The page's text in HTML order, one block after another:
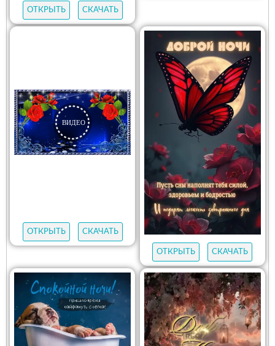
ОТКРЫТЬ СКАЧАТЬ
ОТКРЫТЬ СКАЧАТЬ
ОТКРЫТЬ СКАЧАТЬ